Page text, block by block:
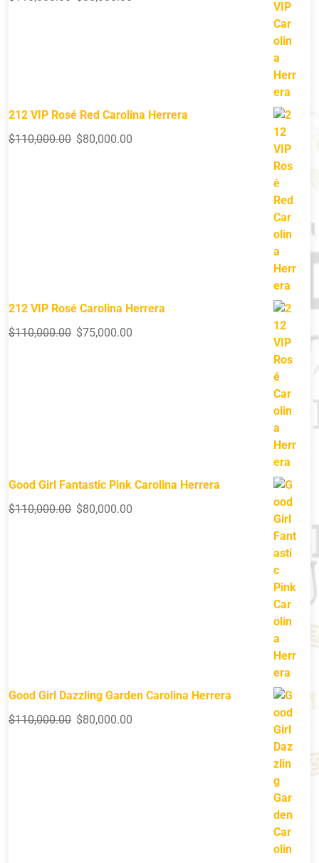
212 VIP Rosé Red Carolina Herrera
$110,000.00 $80,000.00
212 VIP Rosé Carolina Herrera
$110,000.00 $75,000.00
Good Girl Fantastic Pink Carolina Herrera
$110,000.00 $80,000.00
Good Girl Dazzling Garden Carolina Herrera
$110,000.00 $80,000.00